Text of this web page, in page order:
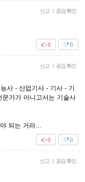
신고 | 공감 확인
0
0
신고 | 공감 확인
사 - 산업기사 - 기사 - 기
가가 아니고서는 기술사
되는 거라...
0
0
신고 | 공감 확인